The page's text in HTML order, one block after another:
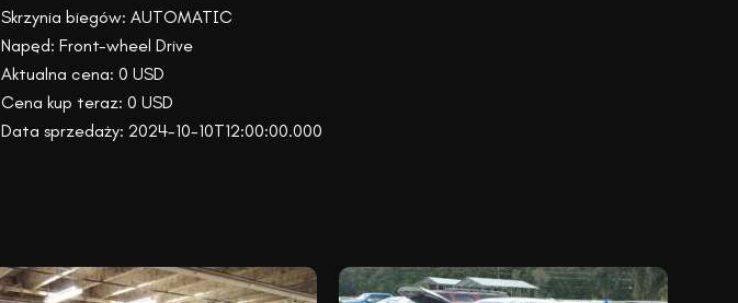
Skrzynia biegów: AUTOMATIC
Napęd: Front-wheel Drive
Aktualna cena: 0 USD
Cena kup teraz: 0 USD
Data sprzedaży: 2024-10-10T12:00:00.000